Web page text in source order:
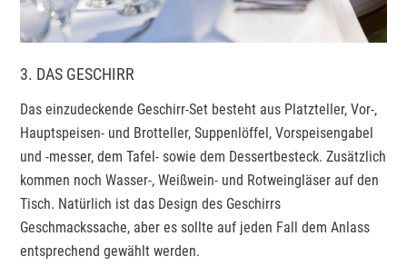
3. DAS GESCHIRR
Das einzudeckende Geschirr-Set besteht aus Platzteller, Vor-,
Hauptspeisen- und Brotteller, Suppenlöffel, Vorspeisengabel
und -messer, dem Tafel- sowie dem Dessertbesteck. Zusätzlich
kommen noch Wasser-, Weißwein- und Rotweingläser auf den
Tisch. Natürlich ist das Design des Geschirrs
Geschmackssache, aber es sollte auf jeden Fall dem Anlass
entsprechend gewählt werden.